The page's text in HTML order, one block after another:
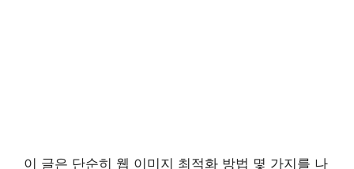
이 글은 단순히 웹 이미지 최적화 방법 몇 가지를 나